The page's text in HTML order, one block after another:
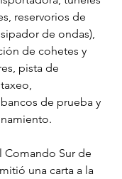
reservorios de
de ondas),
de cohetes y
pista de
de prueba y
Comando Sur de
una carta a la